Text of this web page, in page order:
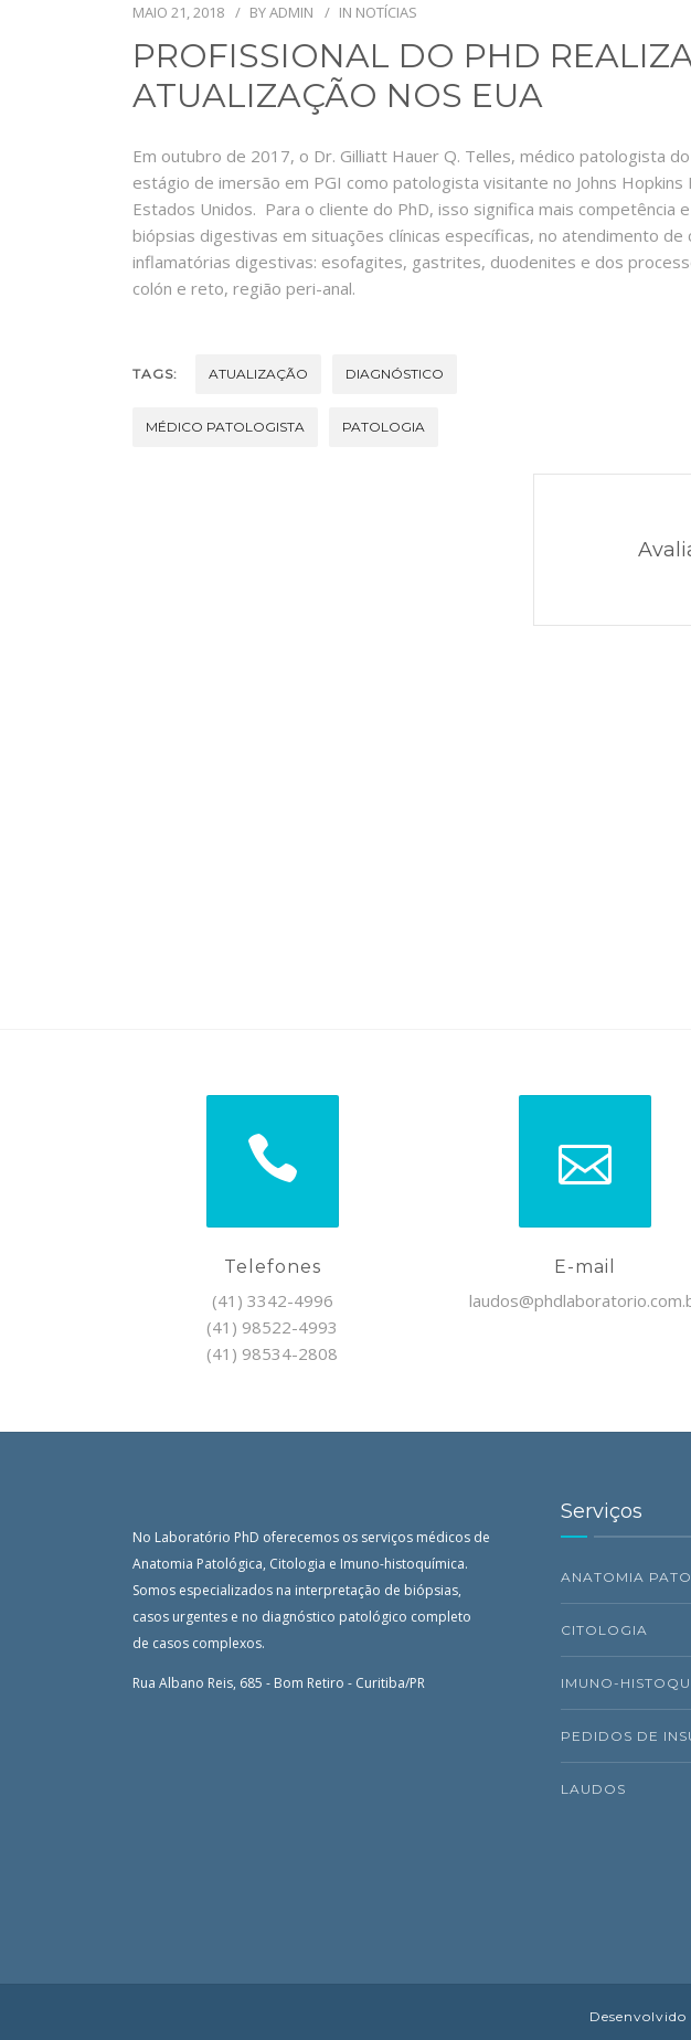
MAIO 21, 2018 BYADMIN IN NOTÍCIAS
PROFISSIONAL DO PHD
ATUALIZAÇÃO NOS EUA
Em outubro de 2017, o Dr. Gilliatt Hauer Q. Telles, médico patologista
estágio de imersão em PGI como patologista visitante no Johns
Estados Unidos. Para o cliente do PhD, isso significa mais competência
biópsias digestivas em situações clínicas específicas, no atendimento de
inflamatórias digestivas: esofagites, gastrites, duodenites e dos
colón e reto, região peri-anal.
TAGS: ATUALIZAÇÃO DIAGNÓSTICO
MÉDICO PATOLOGISTA PATOLOGIA
Telefones
(41) 3342-4996
(41) 98522-4993
(41) 98534-2808
E-mail
No Laboratório PhD oferecemos os serviços médicos de
Anatomia Patológica, Citologia e Imuno-histoquímica.
Somos especializados na interpretação de biópsias,
casos urgentes e no diagnóstico patológico completo
de casos complexos.
Rua Albano Reis, 685 - Bom Retiro - Curitiba/PR
Serviços
ANATOMIA
CITOLOGIA
IMUNO-
PEDIDOS DE
LAUDOS